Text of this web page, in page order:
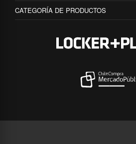
CATEGORÍA DE PRODUCTOS